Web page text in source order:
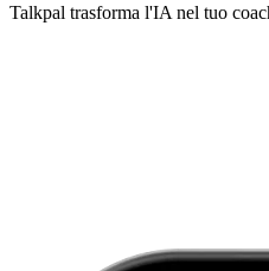
Talkpal trasforma l'IA nel tuo